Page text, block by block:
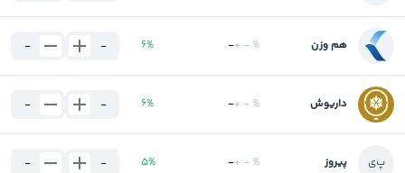
هم وزن -+ - %
6%
-
-
داریوش -+ - %
6%
-
-
پی پیروز -+ - %
5%
-
-